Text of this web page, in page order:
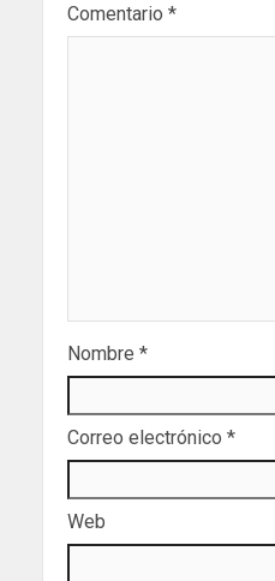
Comentario *
Nombre *
Correo electrónico *
Web